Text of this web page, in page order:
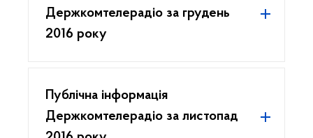
Держкомтелерадіо за грудень
2016 року
Публічна інформація
Держкомтелерадіо за листопад